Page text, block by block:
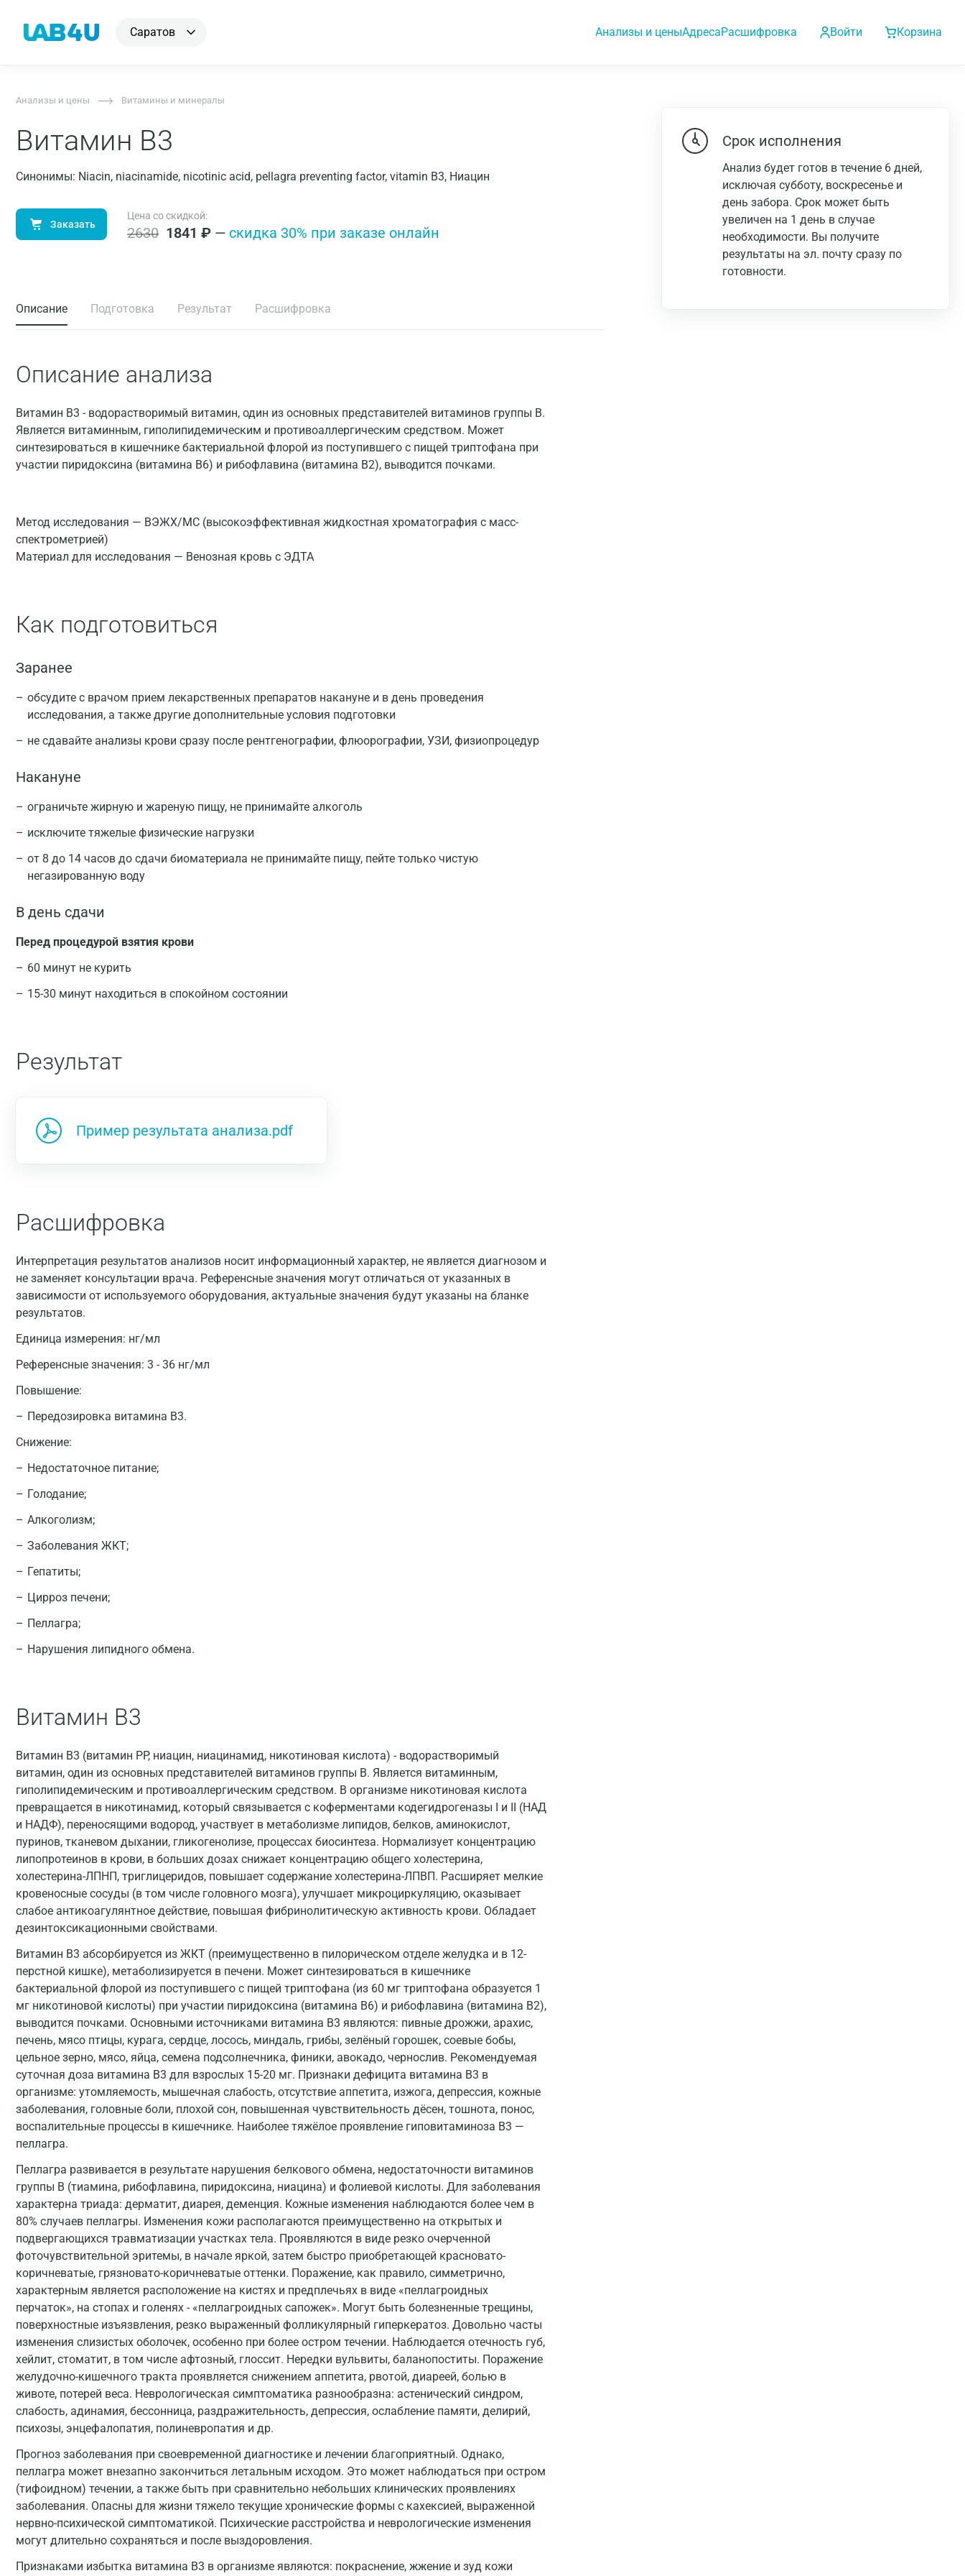
Саратов Анализы и ценыАдресаРасшифровка Войти Корзина
Анализы и цены Витамины и минералы
Витамин В3
Синонимы: Niacin, niacinamide, nicotinic acid, pellagra preventing factor, vitamin B3, Ниацин
Заказать
Цена со скидкой:
2630 1841 ₽ — cкидка 30% при заказе онлайн
Описание Подготовка Результат Расшифровка
Описание анализа
Витамин B3 - водорастворимый витамин, один из основных представителей витаминов группы В.
Является витаминным, гиполипидемическим и противоаллергическим средством. Может
синтезироваться в кишечнике бактериальной флорой из поступившего с пищей триптофана при
участии пиридоксина (витамина B6) и рибофлавина (витамина B2), выводится почками.
Метод исследования — ВЭЖХ/МС (высокоэффективная жидкостная хроматография с масс-
спектрометрией)
Материал для исследования — Венозная кровь с ЭДТА
Как подготовиться
Заранее
обсудите с врачом прием лекарственных препаратов накануне и в день проведения
исследования, а также другие дополнительные условия подготовки
не сдавайте анализы крови сразу после рентгенографии, флюорографии, УЗИ, физиопроцедур
Накануне
ограничьте жирную и жареную пищу, не принимайте алкоголь
исключите тяжелые физические нагрузки
от 8 до 14 часов до сдачи биоматериала не принимайте пищу, пейте только чистую
негазированную воду
В день сдачи
Перед процедурой взятия крови
60 минут не курить
15-30 минут находиться в спокойном состоянии
Результат
Пример результата анализа.pdf
Расшифровка
Интерпретация результатов анализов носит информационный характер, не является диагнозом и
не заменяет консультации врача. Референсные значения могут отличаться от указанных в
зависимости от используемого оборудования, актуальные значения будут указаны на бланке
результатов.
Единица измерения: нг/мл
Референсные значения: 3 - 36 нг/мл
Повышение:
Передозировка витамина B3.
Снижение:
Недостаточное питание;
Голодание;
Алкоголизм;
Заболевания ЖКТ;
Гепатиты;
Цирроз печени;
Пеллагра;
Нарушения липидного обмена.
Витамин В3
Витамин B3 (витамин PP, ниацин, ниацинамид, никотиновая кислота) - водорастворимый
витамин, один из основных представителей витаминов группы В. Является витаминным,
гиполипидемическим и противоаллергическим средством. В организме никотиновая кислота
превращается в никотинамид, который связывается с коферментами кодегидрогеназы I и II (НАД
и НАДФ), переносящими водород, участвует в метаболизме липидов, белков, аминокислот,
пуринов, тканевом дыхании, гликогенолизе, процессах биосинтеза. Нормализует концентрацию
липопротеинов в крови, в больших дозах снижает концентрацию общего холестерина,
холестерина-ЛПНП, триглицеридов, повышает содержание холестерина-ЛПВП. Расширяет мелкие
кровеносные сосуды (в том числе головного мозга), улучшает микроциркуляцию, оказывает
слабое антикоагулянтное действие, повышая фибринолитическую активность крови. Обладает
дезинтоксикационными свойствами.
Витамин B3 абсорбируется из ЖКТ (преимущественно в пилорическом отделе желудка и в 12-
перстной кишке), метаболизируется в печени. Может синтезироваться в кишечнике
бактериальной флорой из поступившего с пищей триптофана (из 60 мг триптофана образуется 1
мг никотиновой кислоты) при участии пиридоксина (витамина B6) и рибофлавина (витамина B2),
выводится почками. Основными источниками витамина B3 являются: пивные дрожжи, арахис,
печень, мясо птицы, курага, сердце, лосось, миндаль, грибы, зелёный горошек, соевые бобы,
цельное зерно, мясо, яйца, семена подсолнечника, финики, авокадо, чернослив. Рекомендуемая
суточная доза витамина B3 для взрослых 15-20 мг. Признаки дефицита витамина B3 в
организме: утомляемость, мышечная слабость, отсутствие аппетита, изжога, депрессия, кожные
заболевания, головные боли, плохой сон, повышенная чувствительность дёсен, тошнота, понос,
воспалительные процессы в кишечнике. Наиболее тяжёлое проявление гиповитаминоза B3 —
пеллагра.
Пеллагра развивается в результате нарушения белкового обмена, недостаточности витаминов
группы В (тиамина, рибофлавина, пиридоксина, ниацина) и фолиевой кислоты. Для заболевания
характерна триада: дерматит, диарея, деменция. Кожные изменения наблюдаются более чем в
80% случаев пеллагры. Изменения кожи располагаются преимущественно на открытых и
подвергающихся травматизации участках тела. Проявляются в виде резко очерченной
фоточувствительной эритемы, в начале яркой, затем быстро приобретающей красновато-
коричневатые, грязновато-коричневатые оттенки. Поражение, как правило, симметрично,
характерным является расположение на кистях и предплечьях в виде «пеллагроидных
перчаток», на стопах и голенях - «пеллагроидных сапожек». Могут быть болезненные трещины,
поверхностные изъязвления, резко выраженный фолликулярный гиперкератоз. Довольно часты
изменения слизистых оболочек, особенно при более остром течении. Наблюдается отечность губ,
хейлит, стоматит, в том числе афтозный, глоссит. Нередки вульвиты, баланопоститы. Поражение
желудочно-кишечного тракта проявляется снижением аппетита, рвотой, диареей, болью в
животе, потерей веса. Неврологическая симптоматика разнообразна: астенический синдром,
слабость, адинамия, бессонница, раздражительность, депрессия, ослабление памяти, делирий,
психозы, энцефалопатия, полиневропатия и др.
Прогноз заболевания при своевременной диагностике и лечении благоприятный. Однако,
пеллагра может внезапно закончиться летальным исходом. Это может наблюдаться при остром
(тифоидном) течении, а также быть при сравнительно небольших клинических проявлениях
заболевания. Опасны для жизни тяжело текущие хронические формы с кахексией, выраженной
нервно-психической симптоматикой. Психические расстройства и неврологические изменения
могут длительно сохраняться и после выздоровления.
Признаками избытка витамина B3 в организме являются: покраснение, жжение и зуд кожи
Срок исполнения
Анализ будет готов в течение 6 дней,
исключая субботу, воскресенье и
день забора. Срок может быть
увеличен на 1 день в случае
необходимости. Вы получите
результаты на эл. почту сразу по
готовности.
Видное
Владимир
Волгоград
Волжский
Вологда
Воронеж
Геленджик
Голубое
Дзержинск
Дзержинский
Дмитров
Долгопрудный
Екатеринбург
Жуковский
Звенигород
Зеленоград
Иваново
Ивантеевка
Ижевск
Истра
Йошкар-Ола
Калуга
Кемерово
Ковров